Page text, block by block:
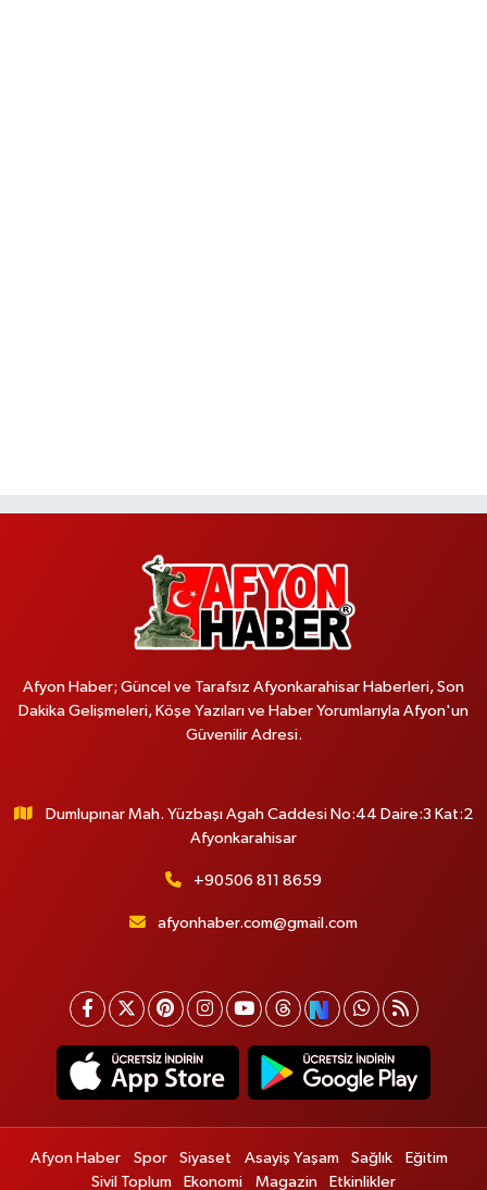
Afyon Haber; Güncel ve Tarafsız Afyonkarahisar Haberleri, Son
Dakika Gelişmeleri, Köşe Yazıları ve Haber Yorumlarıyla Afyon'un
Güvenilir Adresi.
Dumlupınar Mah. Yüzbaşı Agah Caddesi No:44 Daire:3 Kat:2
Afyonkarahisar
+90506 811 8659
afyonhaber.com@gmail.com
Afyon Haber Spor Siyaset Asayiş Yaşam Sağlık
Eğitim
Sivil Toplum
Ekonomi Magazin Etkinlikler